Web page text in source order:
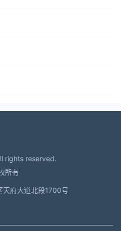
rights reserved.
所有
天府大道北段1700号